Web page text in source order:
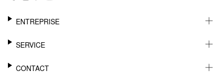
ENTREPRISE
CARRIÈRE
SERVICE
NEWSLETTER
CONTACT